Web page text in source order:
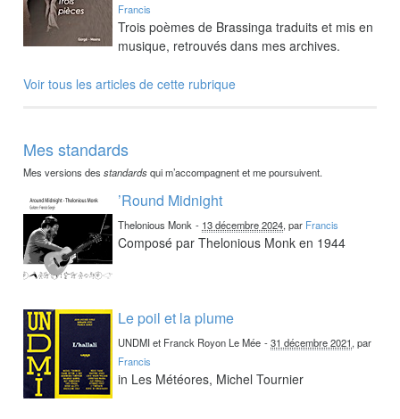
Francis
Trois poèmes de Brassinga traduits et mis en
musique, retrouvés dans mes archives.
Voir tous les articles de cette rubrique
Mes standards
Mes versions desstandardsqui m’accompagnent et me poursuivent.
’Round Midnight
Thelonious Monk - 13 décembre 2024, par Francis
Composé par Thelonious Monk en 1944
Le poil et la plume
UNDMI et Franck Royon Le Mée -31 décembre 2021, par
Francis
in Les Météores, Michel Tournier